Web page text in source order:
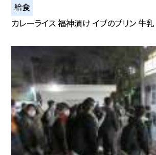
給食
カレーライス 福神漬け イブのプリン 牛乳